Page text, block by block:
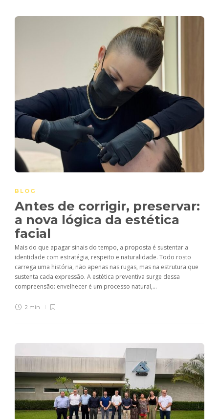
BLOG
Antes de corrigir, preservar:
a nova lógica da estética
facial
Mais do que apagar sinais do tempo, a proposta é sustentar a
identidade com estratégia, respeito e naturalidade. Todo rosto
carrega uma história, não apenas nas rugas, mas na estrutura que
sustenta cada expressão. A estética preventiva surge dessa
compreensão: envelhecer é um processo natural,...
2 min